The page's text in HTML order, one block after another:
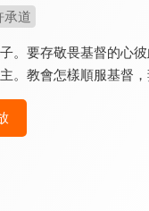
承道
。要存敬畏基督的心
。教會怎樣順服基督